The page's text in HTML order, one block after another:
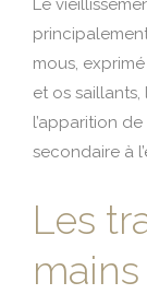
Le
mous,
et os
l’apparition
secondaire à
Les
mains